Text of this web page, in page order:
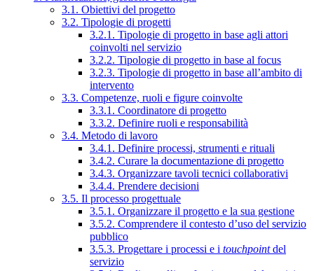
3.1. Obiettivi del progetto
3.2. Tipologie di progetti
3.2.1. Tipologie di progetto in base agli attori
coinvolti nel servizio
3.2.2. Tipologie di progetto in base al focus
3.2.3. Tipologie di progetto in base all’ambito di
intervento
3.3. Competenze, ruoli e figure coinvolte
3.3.1. Coordinatore di progetto
3.3.2. Definire ruoli e responsabilità
3.4. Metodo di lavoro
3.4.1. Definire processi, strumenti e rituali
3.4.2. Curare la documentazione di progetto
3.4.3. Organizzare tavoli tecnici collaborativi
3.4.4. Prendere decisioni
3.5. Il processo progettuale
3.5.1. Organizzare il progetto e la sua gestione
3.5.2. Comprendere il contesto d’uso del servizio
pubblico
3.5.3. Progettare i processi e i touchpointdel
servizio